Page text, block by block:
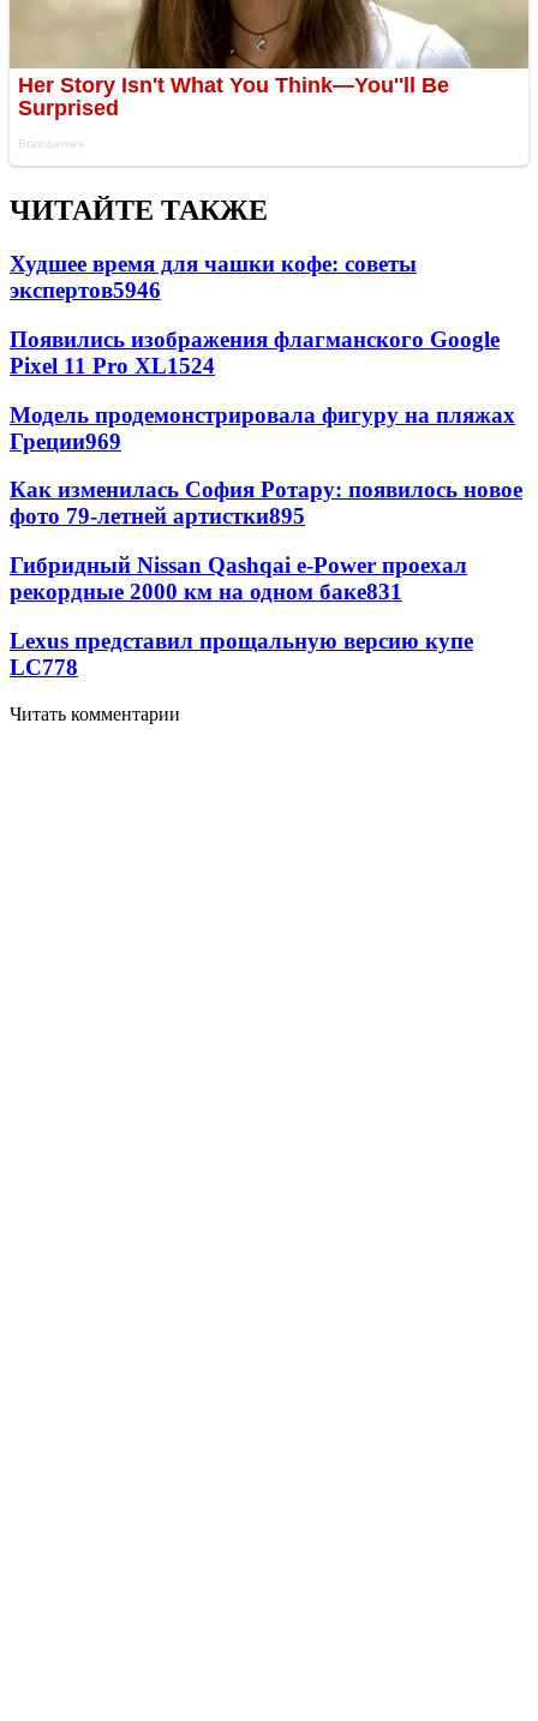
ЧИТАЙТЕ ТАКЖЕ
Худшее время для чашки кофе: советы
экспертов5946
Появились изображения флагманского Google
Pixel 11 Pro XL1524
Модель продемонстрировала фигуру на пляжах
Греции969
Как изменилась София Ротару: появилось новое
фото 79-летней артистки895
Гибридный Nissan Qashqai e-Power проехал
рекордные 2000 км на одном баке831
Lexus представил прощальную версию купе
LC778
Читать комментарии